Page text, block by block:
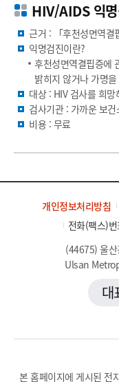
HIV/AIDS 익
근거 : 「후천성면역결
익명검진이란?
후천성면역결핍증에
밝히지 않거나 가명
대상 : HIV 검사를 희망
검사기관 : 가까운 보건
비용 : 무료
개인정보처리방침
전화(팩스)
(44675) 울
Ulsan
대
본 홈페이지에 게시된 전